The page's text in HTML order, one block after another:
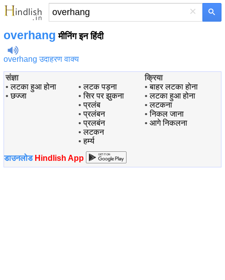
×
overhang मीनिंग इन हिंदी
overhang उदाहरण वाक्य
संज्ञा
•लटका हुआ होना
•छज्जा
•लटक पड़ना
•सिर पर झुकना
•प्रलंब
•प्रलंबन
•प्रलबंन
•लटकन
•हर्म्य
क्रिया
•बाहर लटका होना
•लटका हुआ होना
•लटकना
•निकल जाना
• आगे निकलना
डाउनलोड Hindlish App